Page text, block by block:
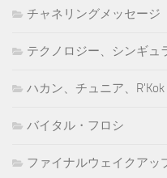
チャネリングメッセージ
テクノロジー、シンギュ
ハカン、チュニア、R'Kok
バイタル・フロシ
ファイナルウェイクアッ